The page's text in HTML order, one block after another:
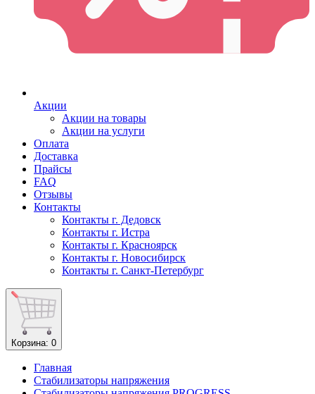
Акции
Акции на товары
Акции на услуги
Оплата
Доставка
Прайсы
FAQ
Отзывы
Контакты
Контакты г. Дедовск
Контакты г. Истра
Контакты г. Красноярск
Контакты г. Новосибирск
Контакты г. Санкт-Петербург
Корзина: 0
Главная
Стабилизаторы напряжения